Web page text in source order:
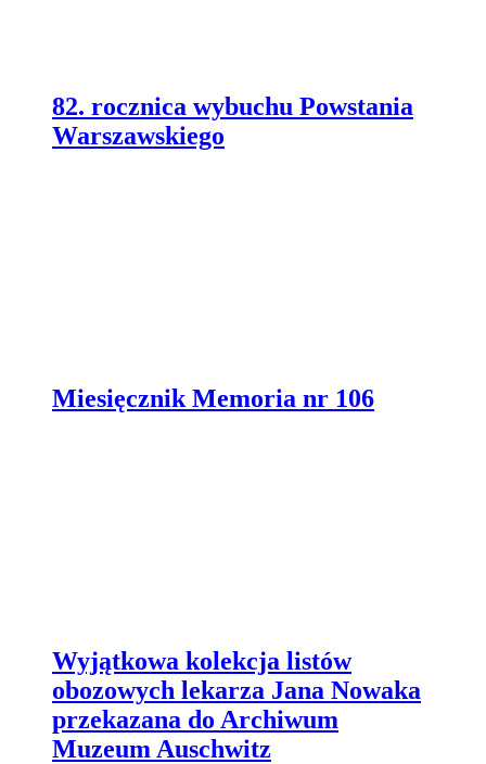
82. rocznica wybuchu Powstania
Warszawskiego
Miesięcznik Memoria nr 106
Wyjątkowa kolekcja listów
obozowych lekarza Jana Nowaka
przekazana do Archiwum
Muzeum Auschwitz